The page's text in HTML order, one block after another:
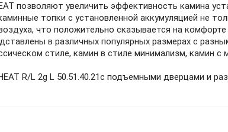
позволяют увеличить эффективность камина
топки с установленной аккумуляцией не
что положительно сказывается на
в различных популярных размерах с
стиле, камин в стиле минимализм, камин
R/L 2g L 50.51.40.21с подъемными дверцами и